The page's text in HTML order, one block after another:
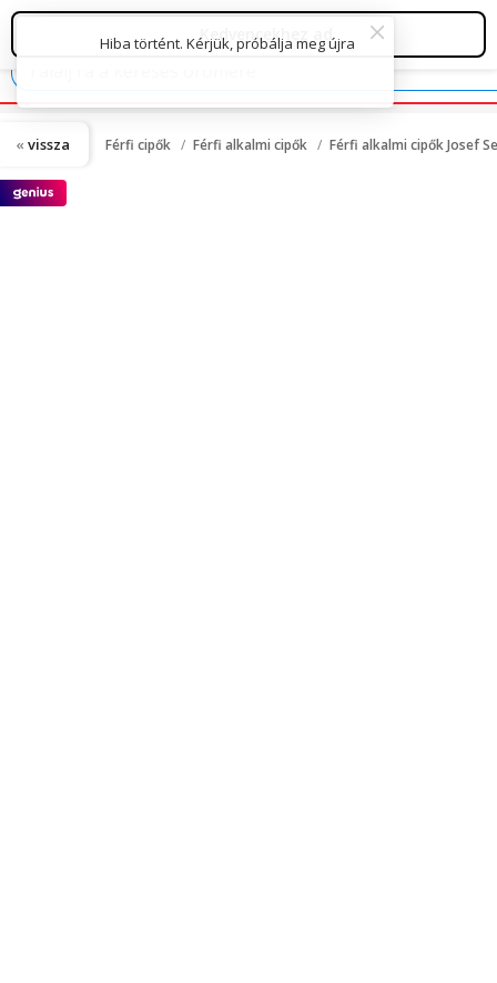
Férfi cipők Férfi alkalmi cipők Férfi alkalmi cipők Josef
vissza